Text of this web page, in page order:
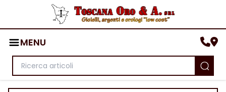
MENU